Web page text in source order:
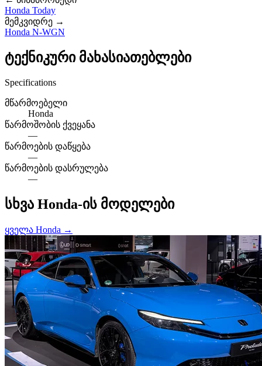
Honda Today
მემკვიდრე →
Honda N-WGN
ტექნიკური მახასიათებლები
Specifications
მწარმოებელი
Honda
წარმოშობის ქვეყანა
—
წარმოების დაწყება
—
წარმოების დასრულება
—
სხვა Honda-ის მოდელები
ყველა Honda →